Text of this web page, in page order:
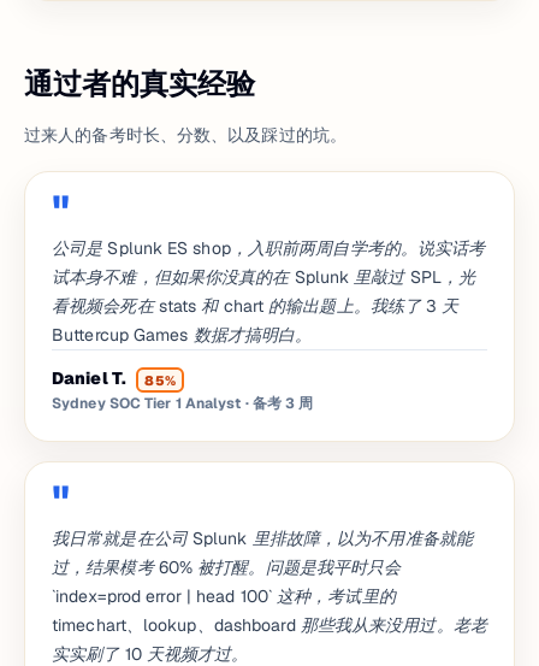
通过者的真实经验
过来人的备考时长、分数、以及踩过的坑。
公司是 Splunk ES shop，入职前两周自学考的。说实话考
试本身不难，但如果你没真的在 Splunk 里敲过 SPL，光
看视频会死在 stats 和 chart 的输出题上。我练了 3 天
Buttercup Games 数据才搞明白。
Daniel T.
85%
Sydney SOC Tier 1 Analyst · 备考 3 周
我日常就是在公司 Splunk 里排故障，以为不用准备就能
过，结果模考 60% 被打醒。问题是我平时只会
`index=prod error | head 100` 这种，考试里的
timechart、lookup、dashboard 那些我从来没用过。老老
实实刷了 10 天视频才过。